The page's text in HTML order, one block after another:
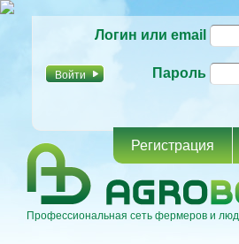
основному
Логин или email
Пароль
Регистрация
Профессиональная сеть фермеров и